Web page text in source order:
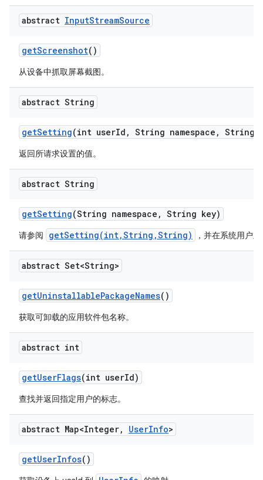
abstract InputStreamSource
getScreenshot()
从设备中抓取屏幕截图。
abstract String
getSetting(int userId , String namespace , String
返回所请求设置的值。
abstract String
getSetting(String namespace , String key)
请参阅 getSetting(int,String,String) ，并在系统用户
abstract Set<String>
getUninstallablePackageNames()
获取可卸载的应用软件包名称。
abstract int
getUserFlags(int userId)
查找并返回指定用户的标志。
abstract Map<Integer, UserInfo>
getUserInfos()